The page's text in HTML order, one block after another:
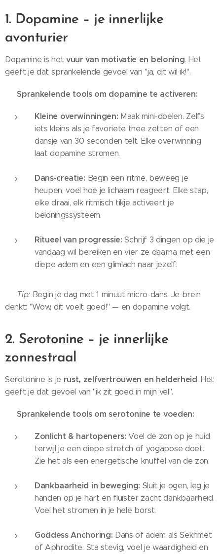
1. Dopamine – je innerlijke
avonturier
Dopamine is het vuur van motivatie en beloning. Het
geeft je dat sprankelende gevoel van "ja, dit wil ik!".
Sprankelende tools om dopamine te activeren:
Kleine overwinningen: Maak mini-doelen. Zelfs
iets kleins als je favoriete thee zetten of een
dansje van 30 seconden telt. Elke overwinning
laat dopamine stromen.
Dans-creatie: Begin een ritme, beweeg je
heupen, voel hoe je lichaam reageert. Elke stap,
elke draai, elk ritmisch tikje activeert je
beloningssysteem.
Ritueel van progressie: Schrijf 3 dingen op die je
vandaag wil bereiken en vier ze daarna met een
diepe adem en een glimlach naar jezelf.
Tip: Begin je dag met 1 minuut micro-dans. Je brein
denkt: "Wow, dit voelt goed!" — en dopamine volgt.
2. Serotonine – je innerlijke
zonnestraal
Serotonine is je rust, zelfvertrouwen en helderheid. Het
geeft je dat gevoel van "ik zit goed in mijn vel".
Sprankelende tools om serotonine te voeden:
Zonlicht & hartopeners: Voel de zon op je huid
terwijl je een diepe stretch of yogapose doet.
Zie het als een energetische knuffel van de zon.
Dankbaarheid in beweging: Sluit je ogen, leg je
handen op je hart en fluister zacht dankbaarheid.
Voel het stromen in je hele borst.
Goddess Anchoring: Dans of adem als Sekhmet
of Aphrodite. Sta stevig, voel je waardigheid en